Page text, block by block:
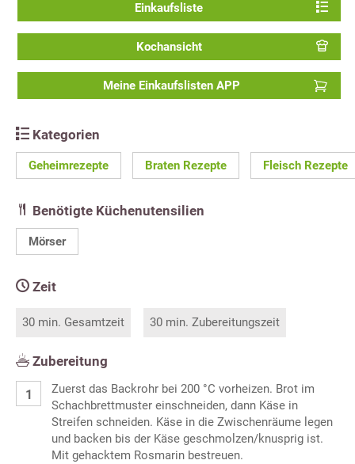
Einkaufsliste
Kochansicht
Meine Einkaufslisten APP
Kategorien
Geheimrezepte Braten Rezepte Fleisch Rezepte
Benötigte Küchenutensilien
Mörser
Zeit
30 min. Gesamtzeit 30 min. Zubereitungszeit
Zubereitung
Zuerst das Backrohr bei 200 °C vorheizen. Brot im
Schachbrettmuster einschneiden, dann Käse in
Streifen schneiden. Käse in die Zwischenräume legen
und backen bis der Käse geschmolzen/knusprig ist.
Mit gehacktem Rosmarin bestreuen.